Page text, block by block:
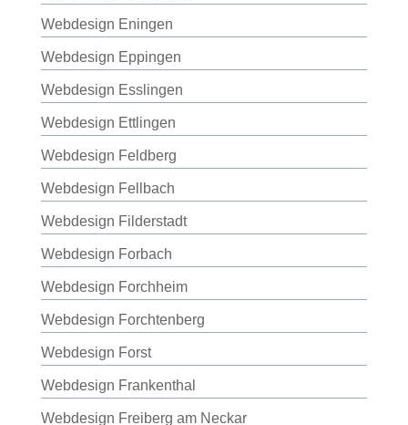
Webdesign Eningen
Webdesign Eppingen
Webdesign Esslingen
Webdesign Ettlingen
Webdesign Feldberg
Webdesign Fellbach
Webdesign Filderstadt
Webdesign Forbach
Webdesign Forchheim
Webdesign Forchtenberg
Webdesign Forst
Webdesign Frankenthal
Webdesign Freiberg am Neckar